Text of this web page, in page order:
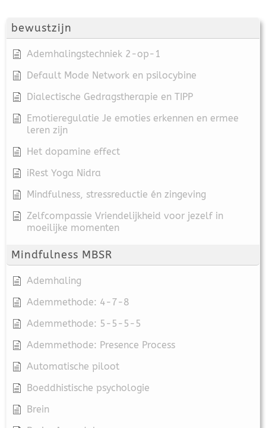
bewustzijn
Ademhalingstechniek 2-op-1
Default Mode Network en psilocybine
Dialectische Gedragstherapie en TIPP
Emotieregulatie Je emoties erkennen en ermee
leren zijn
Het dopamine effect
iRest Yoga Nidra
Mindfulness, stressreductie én zingeving
Zelfcompassie Vriendelijkheid voor jezelf in
moeilijke momenten
Mindfulness MBSR
Ademhaling
Ademmethode: 4-7-8
Ademmethode: 5-5-5-5
Ademmethode: Presence Process
Automatische piloot
Boeddhistische psychologie
Brein